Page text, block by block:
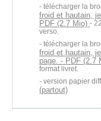
télécharger la
froid et hautain,
PDF (2.7 Mio) -
verso.
télécharger la
froid et hautain,
page. - PDF (2.7
format livret.
version papier
(partout)